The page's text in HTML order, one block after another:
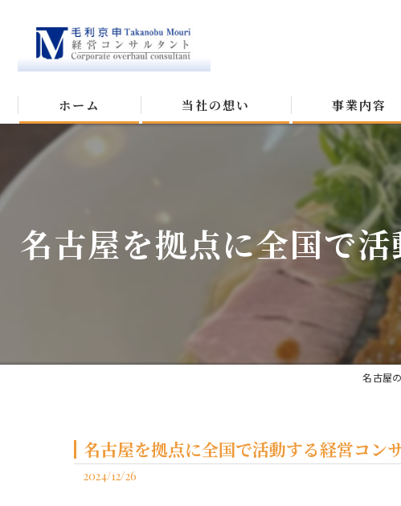
ホーム 当社の想い 事業内容
名古屋を拠点に全国で
名古屋
名古屋を拠点に全国で活動する経営コン
2024/12/26